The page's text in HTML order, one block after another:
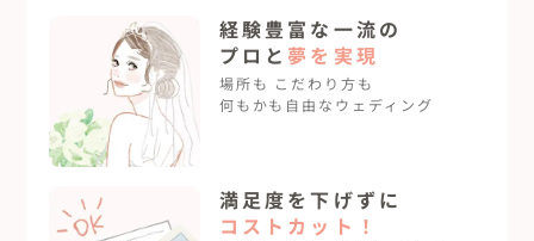
経験豊富な一流の
プロと 夢を実現
場所も こだわり方も
何もかも自由なウェディング
満足度を下げずに
コストカット！